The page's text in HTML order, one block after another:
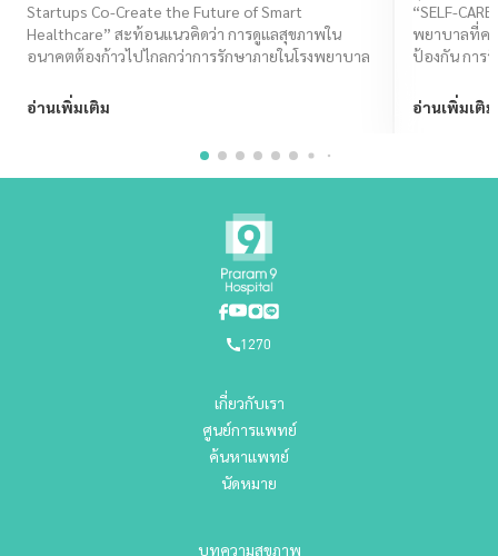
Startups Co-Create the Future of Smart
Healthcare” สะท้อนแนวคิดว่า การดูแลสุขภาพใน
อนาคตต้องก้าวไปไกลกว่าการรักษาภายในโรงพยาบาล
อ่านเพิ่มเติม
“SELF-
พยาบาลที่คร
ป้องกัน การ
อ่านเพิ่มเติม
1270
เกี่ยวกับเรา
ศูนย์การแพทย์
ค้นหาแพทย์
นัดหมาย
บทความสุขภาพ